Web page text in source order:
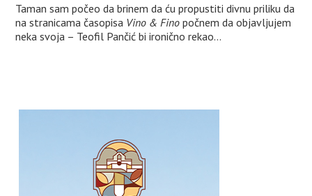
Taman sam počeo da brinem da ću propustiti divnu priliku da
na stranicama časopisa Vino & Fino počnem da objavljujem
neka svoja – Teofil Pančić bi ironično rekao...